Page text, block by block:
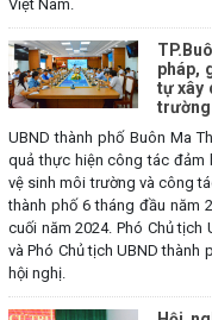
Việt Nam.
pháp,
tự xây
trường
UBND thành phố Buôn Ma
quả thực hiện công tác đảm
vệ sinh môi trường và công
thành phố 6 tháng đầu năm
cuối năm 2024. Phó Chủ tịch
và Phó Chủ tịch UBND thành
hội nghị.